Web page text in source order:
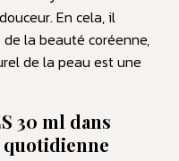
En cela, il
la beauté coréenne,
de la peau est une
30 ml dans